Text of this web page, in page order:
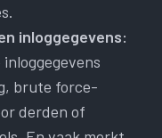
inloggegevens:
brute force-
derden of